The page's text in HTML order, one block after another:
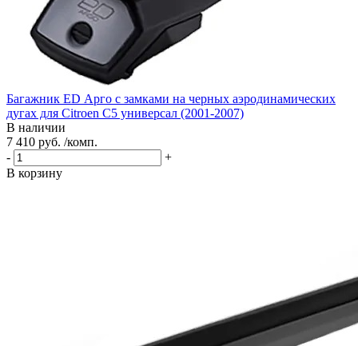
Багажник ED Арго с замками на черных аэродинамических
дугах для Citroen C5 универсал (2001-2007)
В наличии
7 410 руб. /комп.
-
+
В корзину